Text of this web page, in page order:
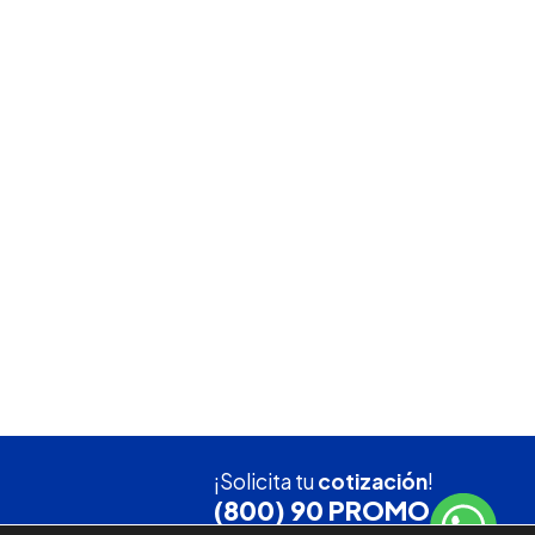
¡Solicita tucotización!
(800) 90 PROMO